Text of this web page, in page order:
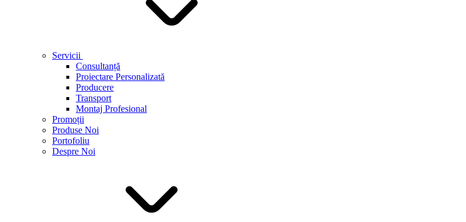
Servicii
Consultanță
Proiectare Personalizată
Producere
Transport
Montaj Profesional
Promoții
Produse Noi
Portofoliu
Despre Noi